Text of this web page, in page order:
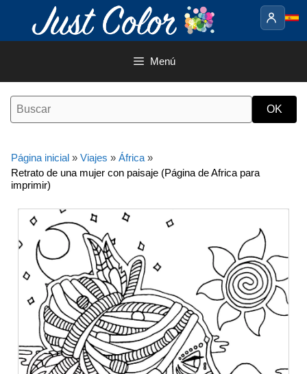
contenido
Menú
Página inicial » Viajes » África »
Retrato de una mujer con paisaje (Página de Africa para
imprimir)